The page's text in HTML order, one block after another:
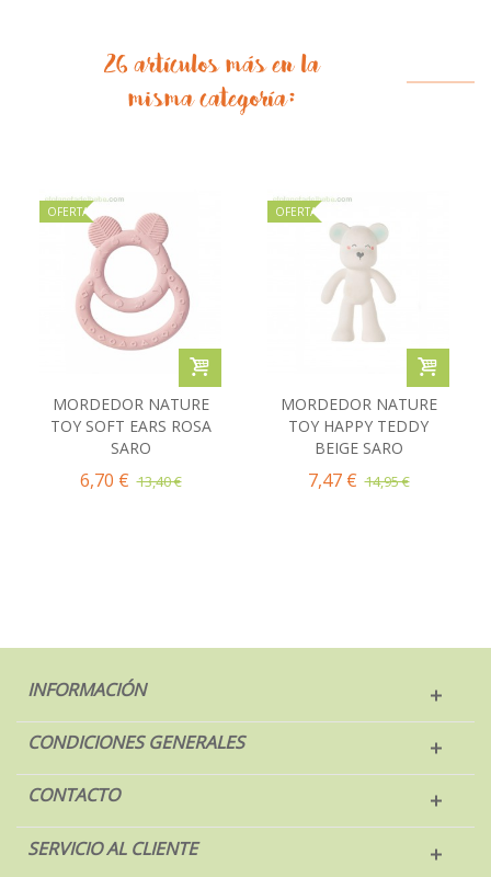
26 artículos más en la
misma categoría:
OFERTA
MORDEDOR NATURE
TOY SOFT EARS ROSA
SARO
6,70 € 13,40 €
OFERTA
MORDEDOR NATURE
TOY HAPPY TEDDY
BEIGE SARO
7,47 € 14,95 €
INFORMACIÓN
CONDICIONES GENERALES
CONTACTO
SERVICIO AL CLIENTE